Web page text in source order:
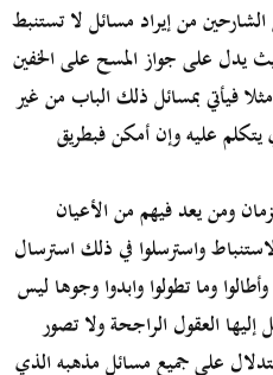
من إيراد مسائل لا تستنبط
يدل على جواز المسح على الخفين
فيأتي بمسائل ذلك الباب من غير
عليه وإن أمكن فبطريق
ومن يعد فيهم من الأعيان
واسترسلوا في ذلك استرسال
وما تطولوا وابدوا وجوها ليس
إليها العقول الراجحة ولا تصور
على جميع مسائل مذهبه الذي